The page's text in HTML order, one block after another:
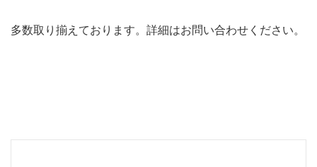
多数取り揃えております。詳細はお問い合わせください。